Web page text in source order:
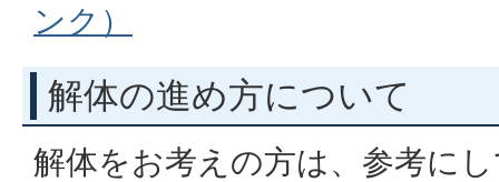
ンク）
解体の進め方について
解体をお考えの方は、参考に